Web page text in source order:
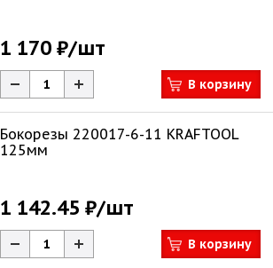
1 170 ₽/шт
В корзину
Бокорезы 220017-6-11 KRAFTOOL
125мм
1 142.45 ₽/шт
В корзину